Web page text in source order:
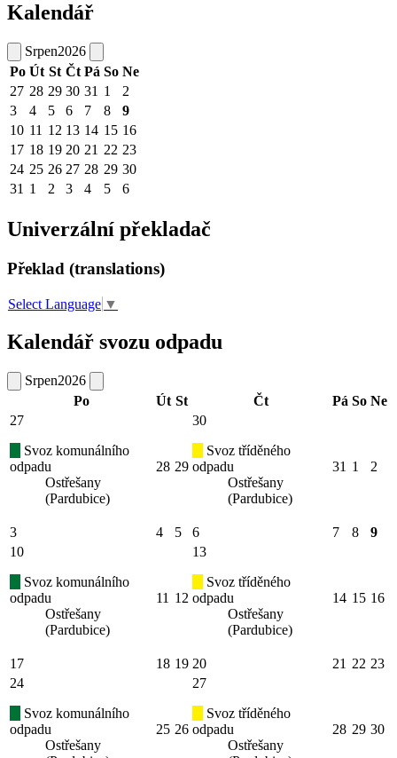
Kalendář
Srpen2026
Po Út St Čt Pá So Ne
27 28 29 30 31 1
2
3
4 5 6 7 8
9
10 11 12 13 14 15 16
17 18 19 20 21 22 23
24 25 26 27 28 29 30
31 1 2 3 4 5 6
Univerzální překladač
Překlad (translations)
Select Language ▼
Kalendář svozu odpadu
Srpen2026
Po
Út St Čt Pá So Ne
27
Svoz komunálního
odpadu
Ostřešany
(Pardubice)
28 29
30
Svoz tříděného
odpadu
Ostřešany
(Pardubice)
31 1 2
3 4 5 6 7 8
9
10
Svoz komunálního
odpadu
Ostřešany
(Pardubice)
11 12
13
Svoz tříděného
odpadu
Ostřešany
(Pardubice)
14 15 16
17 18 19 20 21 22 23
24
Svoz komunálního
odpadu
Ostřešany
25 26
27
Svoz tříděného
odpadu
Ostřešany
28 29 30